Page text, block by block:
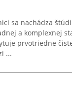
sa nachádza
a komplexnej
prvotriedne
...